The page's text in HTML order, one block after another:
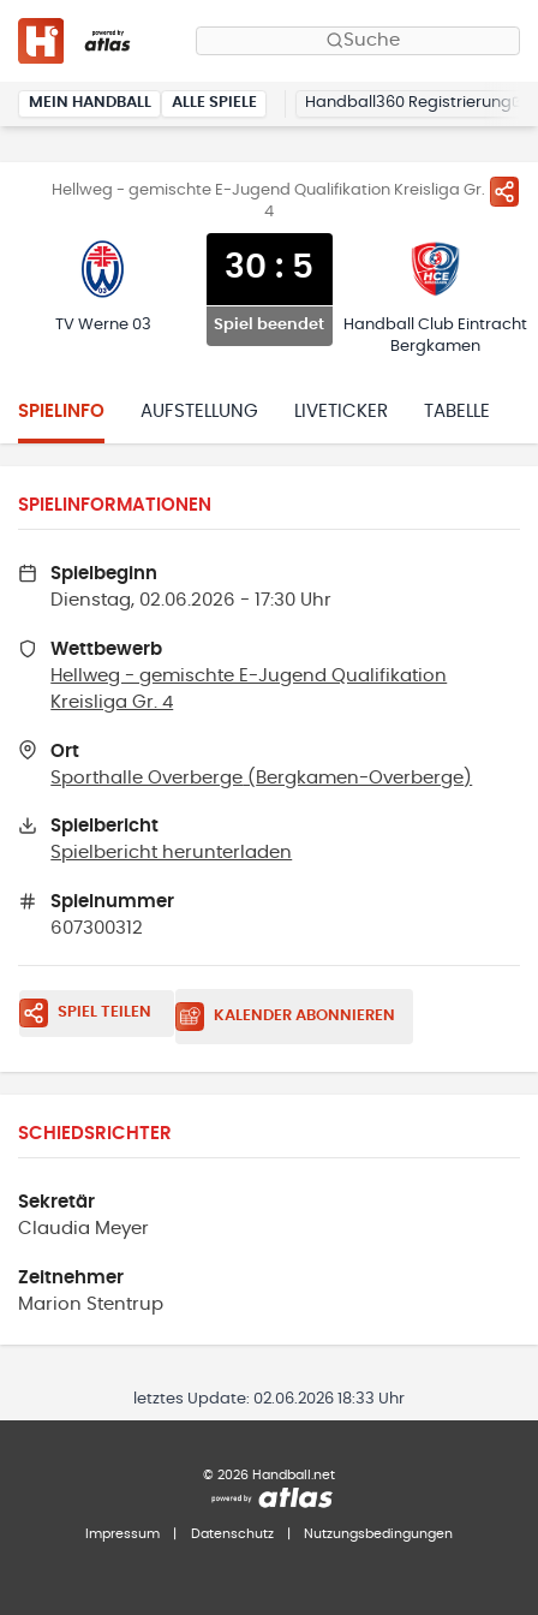
Suche
MEIN HANDBALL ALLE SPIELE Handball360 Registrierung
Hellweg - gemischte E-Jugend Qualifikation Kreisliga Gr.
4
TV Werne 03
30 : 5
Spiel beendet
Handball Club Eintracht
Bergkamen
SPIELINFO AUFSTELLUNG LIVETICKER TABELLE
SPIELINFORMATIONEN
Spielbeginn
Dienstag, 02.06.2026 - 17:30 Uhr
Wettbewerb
Hellweg - gemischte E-Jugend Qualifikation
Kreisliga Gr. 4
Ort
Sporthalle Overberge ( Bergkamen-Overberge)
Spielbericht
Spielbericht herunterladen
Spielnummer
607300312
SPIEL TEILEN KALENDER ABONNIEREN
SCHIEDSRICHTER
Sekretär
Claudia Meyer
Zeitnehmer
Marion Stentrup
letztes Update: 02.06.2026 18:33 Uhr
© 2026 Handball.net
Impressum Datenschutz Nutzungsbedingungen